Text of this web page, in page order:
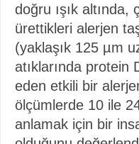
doğru ışık
ürettikleri alerjen
(yaklaşık 125 µm
atıklarında protein
eden etkili bir
ölçümlerde 10 ile
anlamak için bir